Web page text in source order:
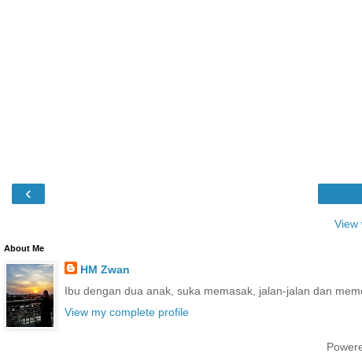
‹
View
About Me
HM Zwan
Ibu dengan dua anak, suka memasak, jalan-jalan dan
View my complete profile